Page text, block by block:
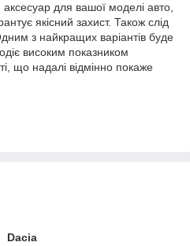
аксесуар для вашої моделі авто,
якісний захист. Також слід
з найкращих варіантів буде
високим показником
що надалі відмінно покаже
Dacia